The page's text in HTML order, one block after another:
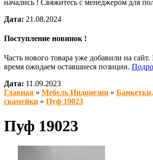
начались ! Свяжитесь с менеджером для
Дата: 21.08.2024
Поступление новинок !
Часть нового товара уже добавили на
время ожидаем оставшиеся позиции.
Дата: 11.09.2023
Главная » Мебель Индонезии »
скамейки » Пуф 19023
Пуф 19023